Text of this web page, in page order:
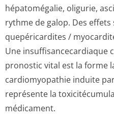
hépatomégalie, oligurie,
rythme de galop. Des effets
quepéricardites /
Une insuffisancecar­diaque
pronostic vital est la forme
cardiomyopathie induite
représente la
médicament.